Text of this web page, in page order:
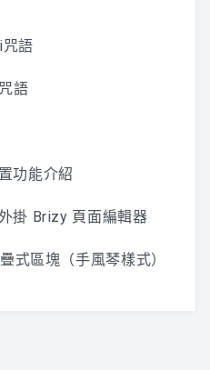
語
語
功能介紹
掛 Brizy 頁面編輯器
式區塊（手風琴樣式）